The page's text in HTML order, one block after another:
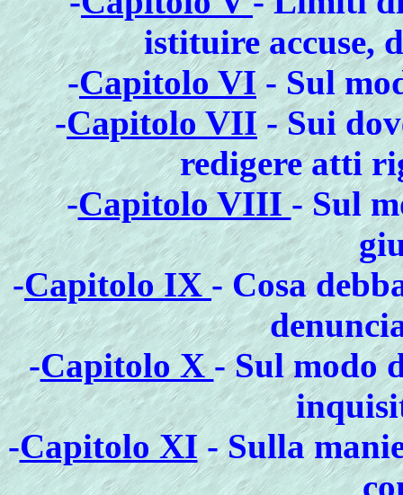
istituire accuse,
-Capitolo VI- Sul
-Capitolo VII- Sui
redigere atti
-Capitolo VIII- Sul
-Capitolo IX- Cosa
-Capitolo X- Sul modo
-Capitolo XI- Sulla